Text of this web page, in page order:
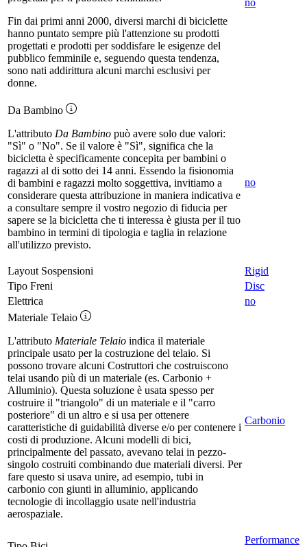
Fin dai primi anni 2000, diversi marchi di biciclette
hanno puntato sempre più l'attenzione su prodotti
progettati e prodotti per soddisfare le esigenze del
pubblico femminile e, seguendo questa tendenza,
sono nati addirittura alcuni marchi esclusivi per
donne.
Da Bambino
L'attributo Da Bambino può avere solo due valori:
"Sì" o "No". Se il valore è "Sì", significa che la
bicicletta è specificamente concepita per bambini o
ragazzi al di sotto dei 14 anni. Essendo la fisionomia
di bambini e ragazzi molto soggettiva, invitiamo a
considerare questa attribuzione in maniera indicativa e
a consultare sempre il vostro negozio di fiducia per
sapere se la bicicletta che ti interessa è giusta per il tuo
bambino in termini di tipologia e taglia in relazione
all'utilizzo previsto.
no
Layout Sospensioni
Rigid
Tipo Freni
Disc
Elettrica
no
Materiale Telaio
L'attributo Materiale Telaio indica il materiale
principale usato per la costruzione del telaio. Si
possono trovare alcuni Costruttori che costruiscono
telai usando più di un materiale (es. Carbonio +
Alluminio). Questa soluzione è usata spesso per
costruire il "triangolo" di un materiale e il "carro
posteriore" di un altro e si usa per ottenere
caratteristiche di guidabilità diverse e/o per contenere i
costi di produzione. Alcuni modelli di bici,
principalmente del passato, avevano telai in pezzo-
singolo costruiti combinando due materiali diversi. Per
fare questo si usava unire, ad esempio, tubi in
carbonio con giunti in alluminio, applicando
tecnologie di incollaggio usate nell'industria
aerospaziale.
Carbonio
Performance